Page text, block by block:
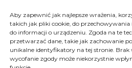
Aby zapewnić jak najlepsze wrażenia,
takich jak pliki cookie, do
do informacji o urządzeniu. Zgoda na te
przetwarzać dane, takie jak zachowanie
unikalne identyfikatory na tej stronie.
wycofanie zgody może niekorzystnie
KRS:
Numer
45
7365
Konta